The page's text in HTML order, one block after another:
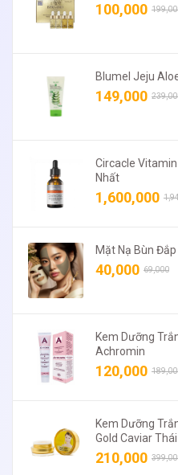
100,000
Blumel Jeju
149,000
Circacle Vitamin
Nhất
1,600,000
Mặt Nạ Bùn
40,000 69,000
Kem Dưỡng
Achromin
120,000
Kem Dưỡng
Gold Caviar
210,000